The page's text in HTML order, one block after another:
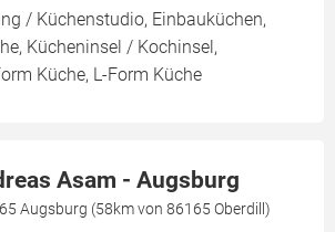
/ Küchenstudio, Einbauküchen,
Kücheninsel / Kochinsel,
Küche, L-Form Küche
Asam - Augsburg
Augsburg (58km von 86165 Oberdill)